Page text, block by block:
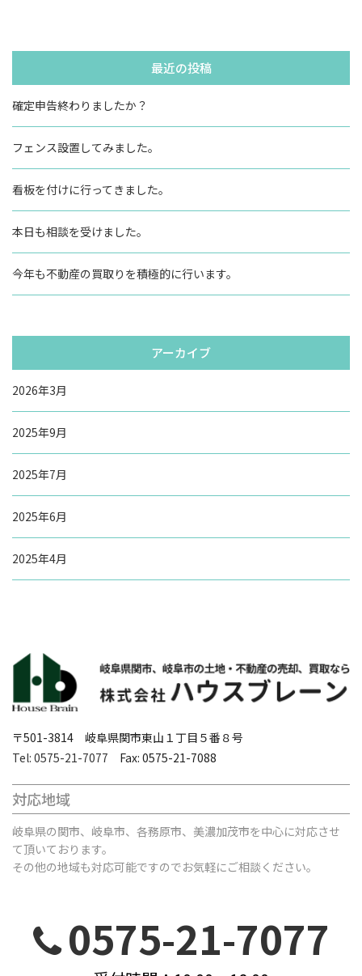
最近の投稿
確定申告終わりましたか？
フェンス設置してみました。
看板を付けに行ってきました。
本日も相談を受けました。
今年も不動産の買取りを積極的に行います。
アーカイブ
2026年3月
2025年9月
2025年7月
2025年6月
2025年4月
〒501-3814 岐阜県関市東山１丁目５番８号
Tel: 0575-21-7077 Fax: 0575-21-7088
対応地域
岐阜県の関市、岐阜市、各務原市、美濃加茂市を中心に対応させ
て頂いております。
その他の地域も対応可能ですのでお気軽にご相談ください。
0575-21-7077